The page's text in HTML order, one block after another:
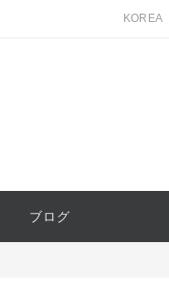
KOREA
ブログ